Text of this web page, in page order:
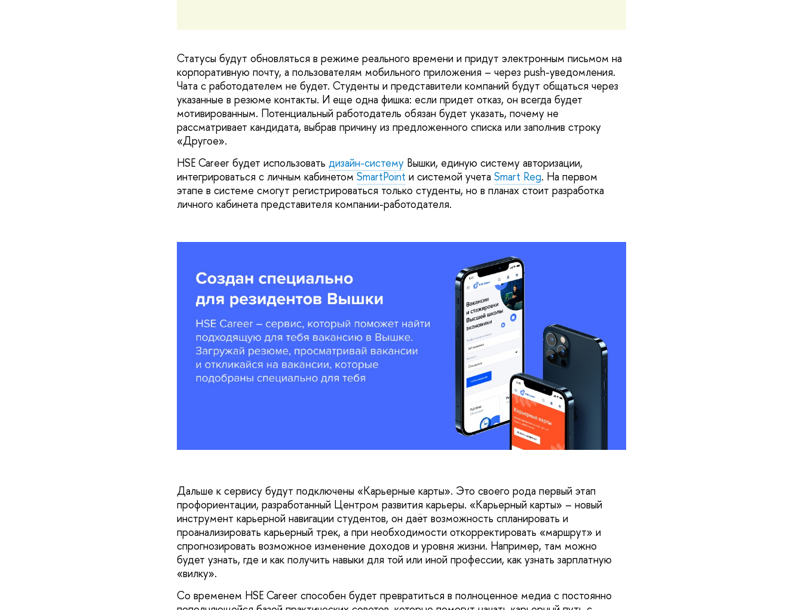
Статусы будут обновляться в режиме реального времени и придут электронным письмом на
корпоративную почту, а пользователям мобильного приложения – через push-уведомления.
Чата с работодателем не будет. Студенты и представители компаний будут общаться через
указанные в резюме контакты. И еще одна фишка: если придет отказ, он всегда будет
мотивированным. Потенциальный работодатель обязан будет указать, почему не
рассматривает кандидата, выбрав причину из предложенного списка или заполнив строку
«Другое».
HSE Career будет использовать дизайн-системуВышки, единую систему авторизации,
интегрироваться с личным кабинетом SmartPoint и системой учета Smart Reg. На первом
этапе в системе смогут регистрироваться только студенты, но в планах стоит разработка
личного кабинета представителя компании-работодателя.
Дальше к сервису будут подключены «Карьерные карты». Это своего рода первый этап
профориентации, разработанный Центром развития карьеры. «Карьерный карты» – новый
инструмент карьерной навигации студентов, он даёт возможность спланировать и
проанализировать карьерный трек, а при необходимости откорректировать «маршрут» и
спрогнозировать возможное изменение доходов и уровня жизни. Например, там можно
будет узнать, где и как получить навыки для той или иной профессии, как узнать зарплатную
«вилку».
Со временем HSE Career способен будет превратиться в полноценное медиа с постоянно